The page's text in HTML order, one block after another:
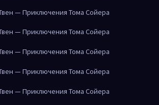
— Приключения Тома Сойера
— Приключения Тома Сойера
— Приключения Тома Сойера
— Приключения Тома Сойера
— Приключения Тома Сойера